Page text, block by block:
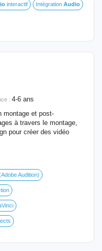
interactif Intégration Audio
: 4-6 ans
montage et post-
à travers le montage,
pour créer des vidéo
Audition)